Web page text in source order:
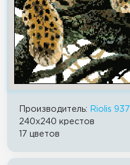
Производитель:
Riolis 937
240x240 крестов
17 цветов